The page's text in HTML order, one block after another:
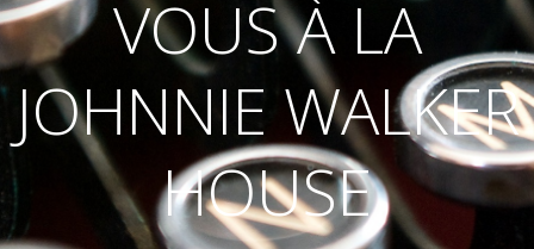
VOUS À LA
JOHNNIE WALKER
HOUSE